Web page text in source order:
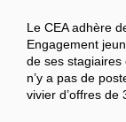
Le CEA adhère
Engagement
de ses stagiaires
n’y a pas de
vivier d’offres de